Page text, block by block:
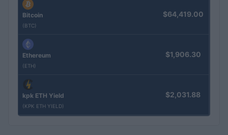
Bitcoin
(BTC)
$64,419.00
Ethereum
(ETH)
$1,906.30
kpk ETH Yield
(KPK ETH YIELD)
$2,031.88